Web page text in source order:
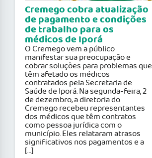
Cremego cobra atualização
de pagamento e condições
de trabalho para os
médicos de Iporá
O Cremego vem a público
manifestar sua preocupação e
cobrar soluções para problemas que
têm afetado os médicos
contratados pela Secretaria de
Saúde de Iporá. Na segunda-feira, 2
de dezembro, a diretoria do
Cremego recebeu representantes
dos médicos que têm contratos
como pessoa jurídica com o
município. Eles relataram atrasos
significativos nos pagamentos e a
[…]